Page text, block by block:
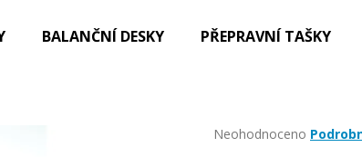
BALANČNÍ DESKY PŘEPRAVNÍ TAŠKY
Průměrné
Neohodnoceno